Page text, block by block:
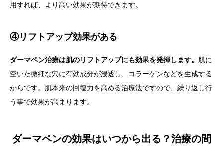
用すれば、より高い効果が期待できます。
④リフトアップ効果がある
ダーマペン治療は肌のリフトアップにも効果を発揮します。 肌に
空いた微細な穴に有効成分が浸透し、コラーゲンなどを生成する
からです。肌本来の回復力を高める治療法ですので、繰り返し行
う事で効果が高まります。
ダーマペンの効果はいつから出る？治療の間